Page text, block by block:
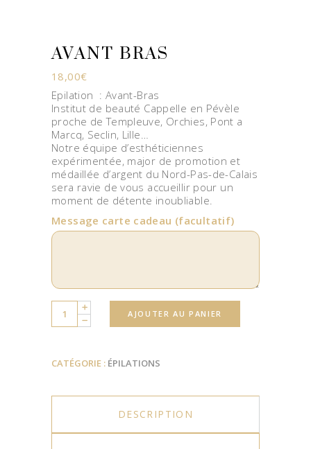
AVANT BRAS
18,00€
Epilation : Avant-Bras
Institut de beauté Cappelle en Pévèle
proche de Templeuve, Orchies, Pont a
Marcq, Seclin, Lille…
Notre équipe d’esthéticiennes
expérimentée, major de promotion et
médaillée d’argent du Nord-Pas-de-Calais
sera ravie de vous accueillir pour un
moment de détente inoubliable.
Message carte cadeau (facultatif)
Quantity AJOUTER AU PANIER
CATÉGORIE : ÉPILATIONS
DESCRIPTION